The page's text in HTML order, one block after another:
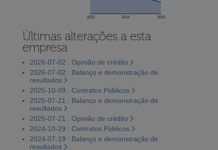
2023 2024 2025
Últimas alterações a esta
empresa
2026-07-02 : Opinião de crédito
2026-07-02 : Balanço e demonstração de
resultados
2025-10-09 : Contratos Públicos
2025-07-21 : Balanço e demonstração de
resultados
2025-07-21 : Opinião de crédito
2024-10-29 : Contratos Públicos
2024-07-19 : Balanço e demonstração de
resultados